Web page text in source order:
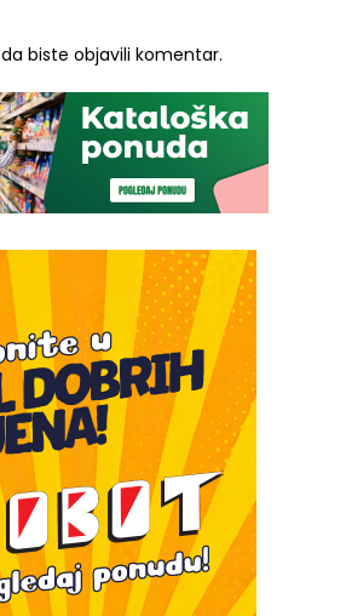
da biste objavili komentar.